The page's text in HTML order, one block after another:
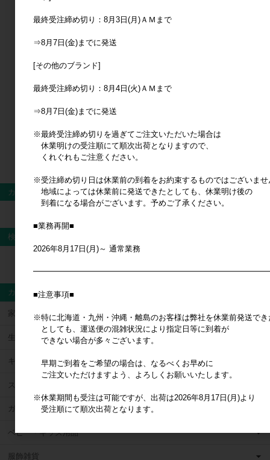
ログイン
新規会員登録
カート
検索
カテゴリ
家具・インテリア
生活雑貨
キッチン雑貨
ステーショナリー雑貨
ガーデニング・エクステリア
ベビー・キッズ用品
服飾雑貨
最終受注締め切り：8月3日(月)ＡＭまで
⇒8月7日(金)までに発送
[その他のブランド]
最終受注締め切り：8月4日(火)ＡＭまで
⇒8月7日(金)までに発送
※最終受注締め切りを過ぎてご注文いただいた場合は
休業明けの受注順にて順次出荷となりますので、
くれぐれもご注意ください。
※受注締め切り日は休業前の到着をお約束するものではございませ
地域によっては休業前に発送できたとしても、休業明け後の
到着になる場合がございます。予めご了承ください。
■業務再開■
2026年8月17日(月)～ 通常業務
■注意事項■
※特に北海道・九州・沖縄・離島のお客様は弊社を休業前発送でき
としても、運送便の混雑状況により指定日等に到着が
できない場合が多々ございます。
早期ご到着をご希望の場合は、なるべくお早めに
ご注文いただけますよう、よろしくお願いいたします。
※休業期間も受注は可能ですが、出荷は2026年8月17日(月)より
受注順にて順次出荷となります。